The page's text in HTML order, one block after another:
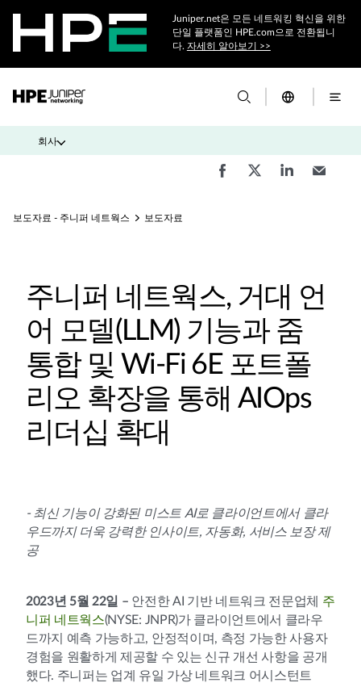
Juniper.net은 모든 네트워킹 혁신을 위한
단일 플랫폼인 HPE.com으로 전환됩니
다. 자세히 알아보기 >>
회사
보도자료 - 주니퍼 네트웍스 보도자료
주니퍼 네트웍스, 거대 언
어 모델(LLM) 기능과 줌
통합 및 Wi-Fi 6E 포트폴
리오 확장을 통해 AIOps
리더십 확대
- 최신 기능이 강화된 미스트 AI로 클라이언트에서 클라
우드까지 더욱 강력한 인사이트, 자동화, 서비스 보장 제
공
2023년 5월 22일 – 안전한 AI 기반 네트워크 전문업체 주
니퍼 네트웍스(NYSE: JNPR)가 클라이언트에서 클라우
드까지 예측 가능하고, 안정적이며, 측정 가능한 사용자
경험을 원활하게 제공할 수 있는 신규 개선 사항을 공개
했다. 주니퍼는 업계 유일 가상 네트워크 어시스턴트